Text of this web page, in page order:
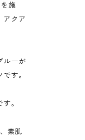
施
アクア
ルーが
す。
。
素肌